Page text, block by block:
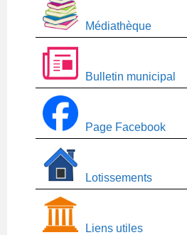
Médiathèque
Bulletin municipal
Page Facebook
Lotissements
Liens utiles